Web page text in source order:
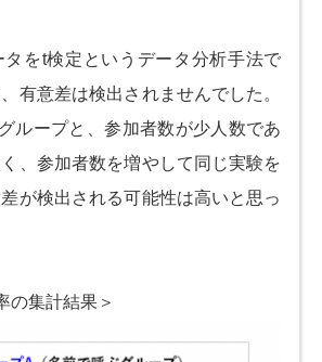
タをt検定というデータ分析手法で
有意差は検出されませんでした。
ループと、参加者数が少人数であ
、参加者数を増やして同じ実験を
が検出される可能性は高いと思っ
の集計結果＞